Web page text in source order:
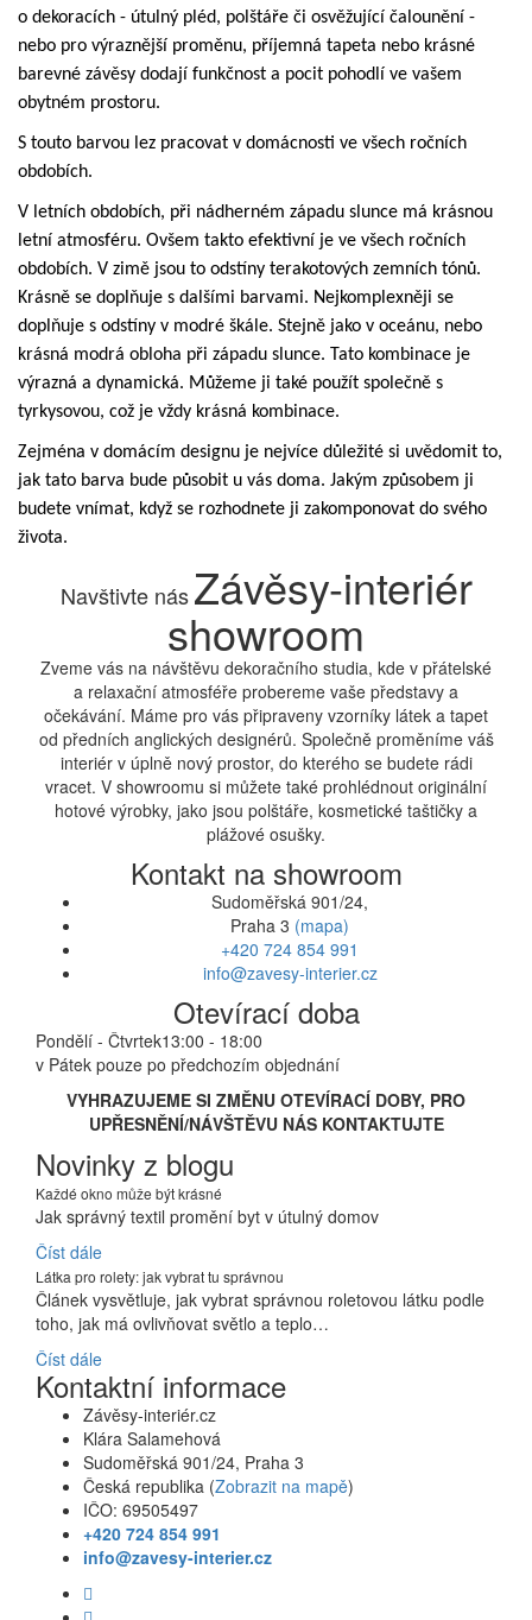
o dekoracích - útulný pléd, polštáře či osvěžující čalounění -
nebo pro výraznější proměnu, příjemná tapeta nebo krásné
barevné závěsy dodají funkčnost a pocit pohodlí ve vašem
obytném prostoru.
S touto barvou lez pracovat v domácnosti ve všech ročních
obdobích.
V letních obdobích, při nádherném západu slunce má krásnou
letní atmosféru. Ovšem takto efektivní je ve všech ročních
obdobích. V zimě jsou to odstíny terakotových zemních tónů.
Krásně se doplňuje s dalšími barvami. Nejkomplexněji se
doplňuje s odstíny v modré škále. Stejně jako v oceánu, nebo
krásná modrá obloha při západu slunce. Tato kombinace je
výrazná a dynamická. Můžeme ji také použít společně s
tyrkysovou, což je vždy krásná kombinace.
Zejména v domácím designu je nejvíce důležité si uvědomit to,
jak tato barva bude působit u vás doma. Jakým způsobem ji
budete vnímat, když se rozhodnete ji zakomponovat do svého
života.
Navštivte nás Závěsy-interiér
showroom
Zveme vás na návštěvu dekoračního studia, kde v přátelské
a relaxační atmosféře probereme vaše představy a
očekávání. Máme pro vás připraveny vzorníky látek a tapet
od předních anglických designérů. Společně proměníme váš
interiér v úplně nový prostor, do kterého se budete rádi
vracet. V showroomu si můžete také prohlédnout originální
hotové výrobky, jako jsou polštáře, kosmetické taštičky a
plážové osušky.
Kontakt na showroom
Sudoměřská 901/24,
Praha 3 (mapa)
+420 724 854 991
info@zavesy-interier.cz
Otevírací doba
Pondělí - Čtvrtek13:00 - 18:00
v Pátek pouze po předchozím objednání
VYHRAZUJEME SI ZMĚNU OTEVÍRACÍ DOBY, PRO
UPŘESNĚNÍ/NÁVŠTĚVU NÁS KONTAKTUJTE
Novinky z blogu
Každé okno může být krásné
Jak správný textil promění byt v útulný domov
Číst dále
Látka pro rolety: jak vybrat tu správnou
Článek vysvětluje, jak vybrat správnou roletovou látku podle
toho, jak má ovlivňovat světlo a teplo…
Číst dále
Kontaktní informace
Závěsy-interiér.cz
Klára Salamehová
Sudoměřská 901/24, Praha 3
Česká republika (Zobrazit na mapě)
IČO: 69505497
+420 724 854 991
info@zavesy-interier.cz